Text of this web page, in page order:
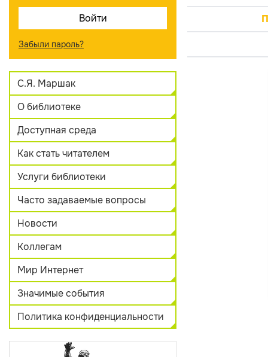
Забыли пароль?
С.Я. Маршак
О библиотеке
Доступная среда
Как стать читателем
Услуги библиотеки
Часто задаваемые вопросы
Новости
Коллегам
Мир Интернет
Значимые события
Политика конфиденциальности